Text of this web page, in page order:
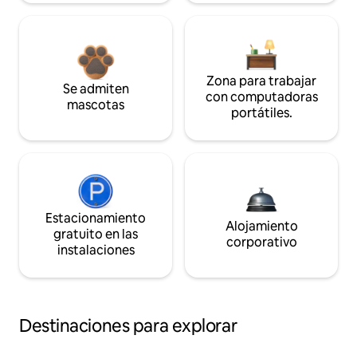
Se admiten
mascotas
Zona para trabajar
con computadoras
portátiles.
Estacionamiento
gratuito en las
instalaciones
Alojamiento
corporativo
Destinaciones para explorar